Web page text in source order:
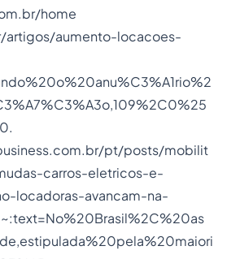
home
aumento-locacoes-
.
pt/posts/mobilit
carros-eletricos-e-
locadoras-avancam-na-